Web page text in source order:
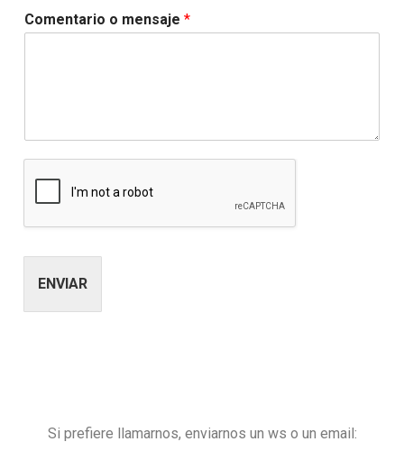
Comentario o mensaje *
ENVIAR
Si prefiere llamarnos, enviarnos un ws o un email: